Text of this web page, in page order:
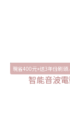
現省400元+送3年份刷頭